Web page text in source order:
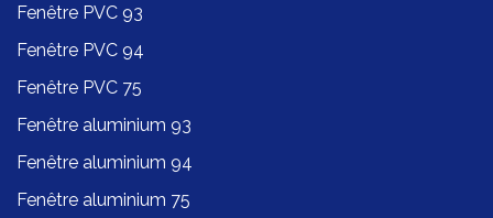
Fenêtre PVC 93
Fenêtre PVC 94
Fenêtre PVC 75
Fenêtre aluminium 93
Fenêtre aluminium 94
Fenêtre aluminium 75